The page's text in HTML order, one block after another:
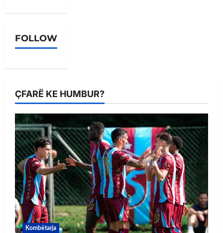
FOLLOW
ÇFARË KE HUMBUR?
Kombëtarja